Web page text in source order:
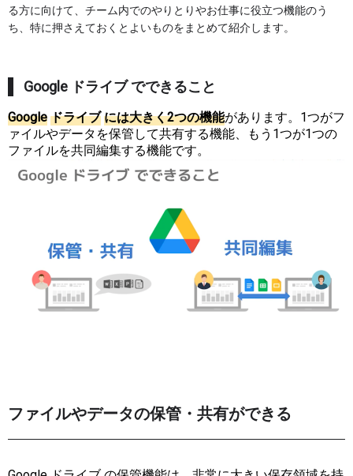
マイページ
る方に向けて、チーム内でのやりとりやお仕事に役立つ機能のう
ち、特に押さえておくとよいものをまとめて紹介します。
Google ドライブ でできること
Google ドライブ には大きく2つの機能があります。1つがフ
ァイルやデータを保管して共有する機能、もう1つが1つの
ファイルを共同編集する機能です。
ファイルやデータの保管・共有ができる